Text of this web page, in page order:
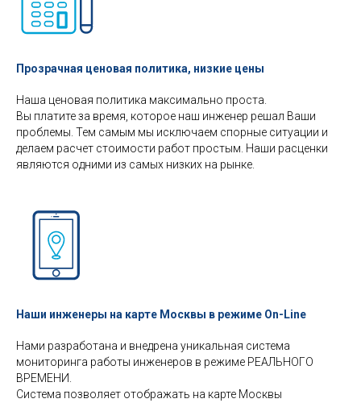
Прозрачная ценовая политика, низкие цены
Наша ценовая политика максимально проста.
Вы платите за время, которое наш инженер решал Ваши
проблемы. Тем самым мы исключаем спорные ситуации и
делаем расчет стоимости работ простым. Наши расценки
являются одними из самых низких на рынке.
Наши инженеры на карте Москвы в режиме On-Line
Нами разработана и внедрена уникальная система
мониторинга работы инженеров в режиме РЕАЛЬНОГО
ВРЕМЕНИ.
Система позволяет отображать на карте Москвы